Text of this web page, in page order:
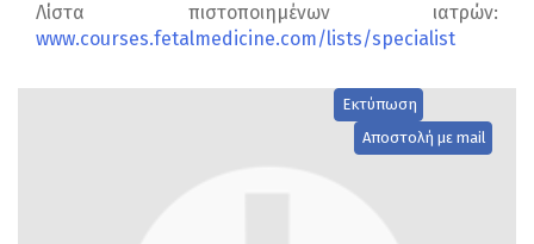
Λίστα πιστοποιημένων ιατρών:
www.courses.fetalmedicine.com/lists/specialist
Εκτύπωση
Αποστολή με mail